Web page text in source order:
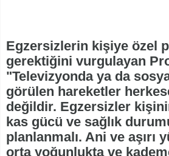
Egzersizlerin kişiye özel
gerektiğini vurgulayan
"Televizyonda ya da
görülen hareketler
değildir. Egzersizler
kas gücü ve sağlık
planlanmalı. Ani ve aşırı
orta yoğunlukta ve